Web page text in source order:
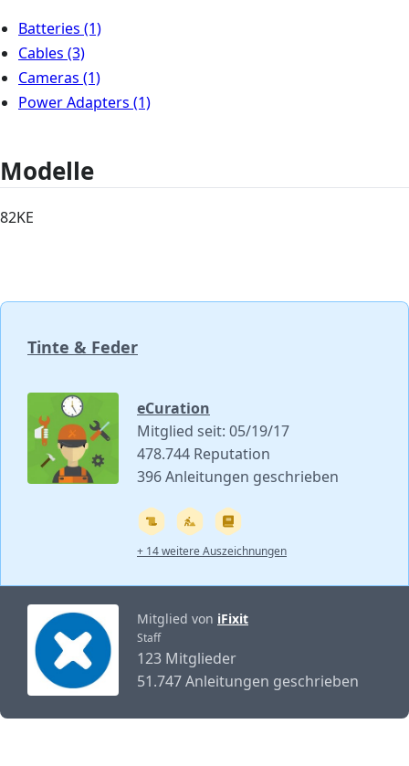
Batteries (1)
Cables (3)
Cameras (1)
Power Adapters (1)
Modelle
82KE
Tinte & Feder
eCuration
Mitglied seit: 05/19/17
478.744 Reputation
396 Anleitungen geschrieben
+ 14 weitere Auszeichnungen
Mitglied von iFixit
Staff
123 Mitglieder
51.747 Anleitungen geschrieben